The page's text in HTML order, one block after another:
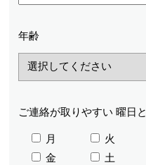
年齢
ご連絡が取りやすい 曜日
月 火
金
土